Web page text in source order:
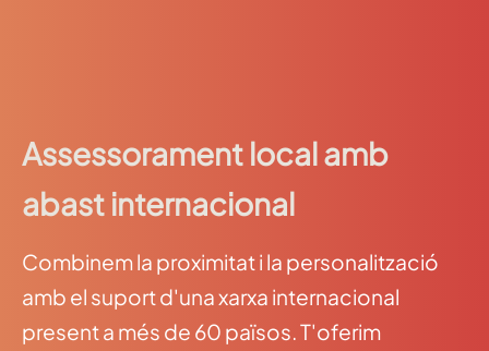
Assessorament local amb
abast internacional
Combinem la proximitat i la personalització
amb el suport d'una xarxa internacional
present a més de 60 països. T'oferim